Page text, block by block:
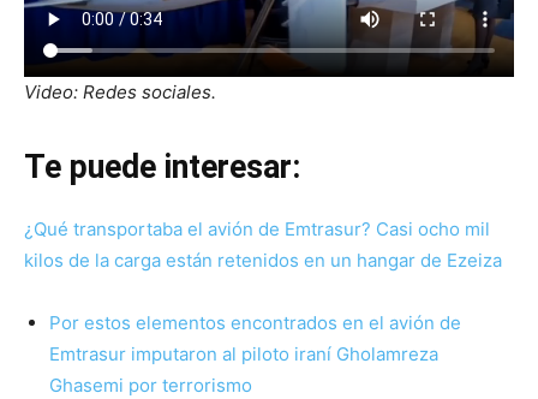
Video: Redes sociales.
Te puede interesar:
¿Qué transportaba el avión de Emtrasur? Casi ocho mil
kilos de la carga están retenidos en un hangar de Ezeiza
Por estos elementos encontrados en el avión de
Emtrasur imputaron al piloto iraní Gholamreza
Ghasemi por terrorismo